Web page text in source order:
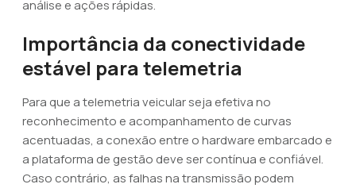
análise e ações rápidas.
Importância da conectividade
estável para telemetria
Para que a telemetria veicular seja efetiva no
reconhecimento e acompanhamento de curvas
acentuadas, a conexão entre o hardware embarcado e
a plataforma de gestão deve ser contínua e confiável.
Caso contrário, as falhas na transmissão podem